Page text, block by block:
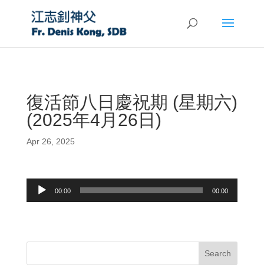
復活節八日慶祝期 (星期六)
(2025年4月26日)
Apr 26, 2025
Audio
00:00 00:00